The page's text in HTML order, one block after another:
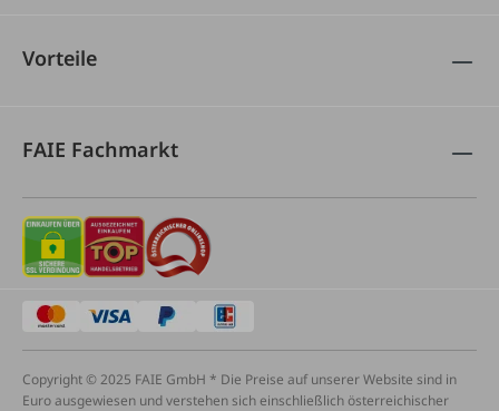
Vorteile
FAIE Fachmarkt
Copyright © 2025 FAIE GmbH * Die Preise auf unserer Website sind in
Euro ausgewiesen und verstehen sich einschließlich österreichischer